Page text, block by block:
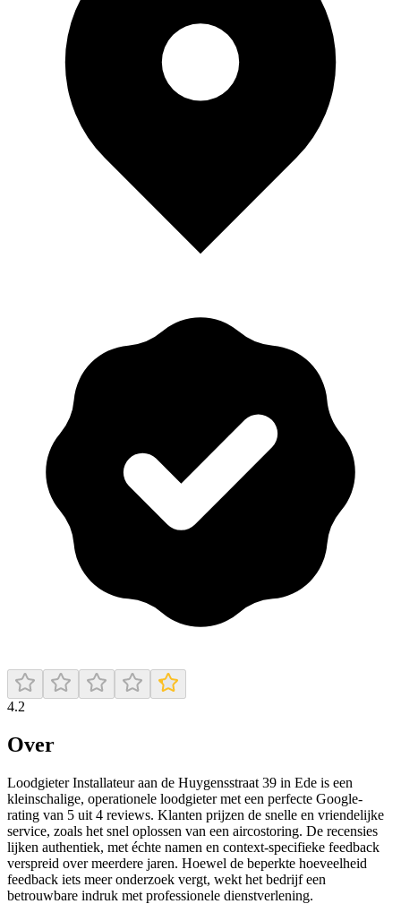
4.2
Over
Loodgieter Installateur aan de Huygensstraat 39 in Ede is een
kleinschalige, operationele loodgieter met een perfecte Google-
rating van 5 uit 4 reviews. Klanten prijzen de snelle en vriendelijke
service, zoals het snel oplossen van een aircostoring. De recensies
lijken authentiek, met échte namen en context-specifieke feedback
verspreid over meerdere jaren. Hoewel de beperkte hoeveelheid
feedback iets meer onderzoek vergt, wekt het bedrijf een
betrouwbare indruk met professionele dienstverlening.